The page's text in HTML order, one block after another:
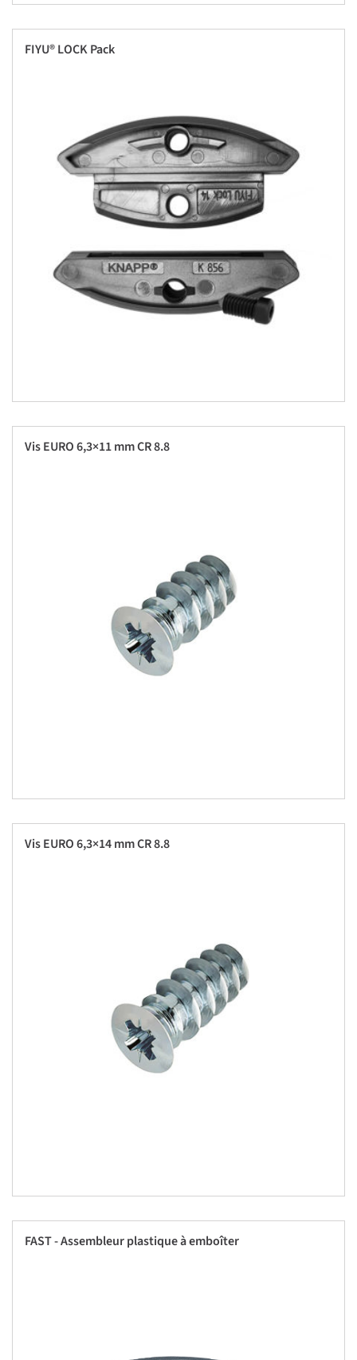
FIYU® LOCK Pack
Vis EURO 6,3×11 mm CR 8.8
Vis EURO 6,3×14 mm CR 8.8
FAST - Assembleur plastique à emboîter